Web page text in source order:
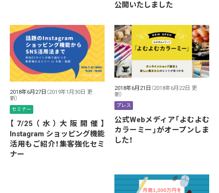
公開いたしました
2018年6月27日 （2019年1月30日 更
新）
セミナー
【7/25（水）大阪開催】
Instagram ショッピング機能
活用もご紹介！集客強化セミ
ナー
2018年6月21日 （2018年6月22日 更
新）
プレス
公式Webメディア「よむよむ
カラーミー」がオープンしま
した！